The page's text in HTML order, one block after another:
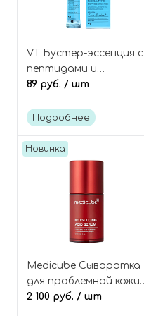
VT Бустер-эссенция с
пептидами и
микроиглами (в саше),
Lifting Peptide Essence
89 руб. / шт
Подробнее
Новинка
Medicube Сыворотка
для проблемной кожи
с янтарной кислотой
2 100 руб. / шт